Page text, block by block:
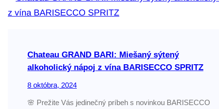
Chateau GRAND BARI: Miešaný sýtený
alkoholický nápoj z vína BARISECCO SPRITZ
8 októbra, 2024
🌸 Prežite Vás jedinečný príbeh s novinkou BARISECCO